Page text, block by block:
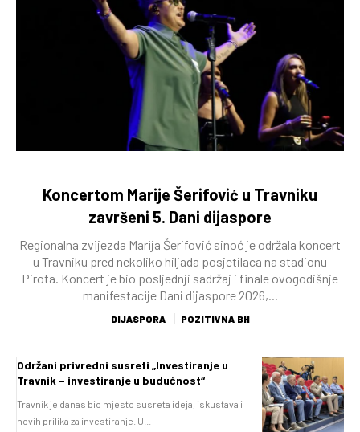
Koncertom Marije Šerifović u Travniku
završeni 5. Dani dijaspore
Regionalna zvijezda Marija Šerifović sinoć je održala koncert
u Travniku pred nekoliko hiljada posjetilaca na stadionu
Pirota. Koncert je bio posljednji sadržaj i finale ovogodišnje
manifestacije Dani dijaspore 2026,...
DIJASPORA POZITIVNA BH
Održani privredni susreti „Investiranje u
Travnik – investiranje u budućnost“
Travnik je danas bio mjesto susreta ideja, iskustava i
novih prilika za investiranje. U...